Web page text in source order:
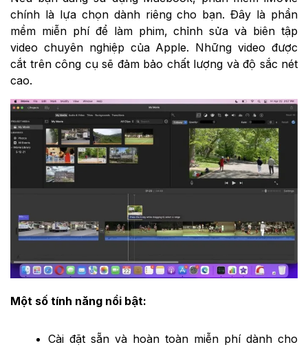
chính là lựa chọn dành riêng cho bạn. Đây là phần
mềm miễn phí để làm phim, chỉnh sửa và biên tập
video chuyên nghiệp của Apple. Những video được
cắt trên công cụ sẽ đảm bảo chất lượng và độ sắc nét
cao.
Một số tính năng nổi bật:
Cài đặt sẵn và hoàn toàn miễn phí dành cho